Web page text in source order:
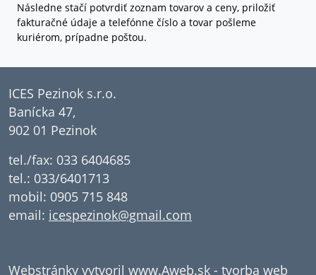
Následne stačí potvrdiť zoznam tovarov a ceny, priložiť
fakturačné údaje a telefónne číslo a tovar pošleme
kuriérom, prípadne poštou.
ICES Pezinok s.r.o.
Banícka 47,
902 01 Pezinok
tel./fax: 033 6404685
tel.: 033/6401713
mobil: 0905 715 848
email: icespezinok@gmail.com
Webstránky vytvoril www.Aweb.sk - tvorba web